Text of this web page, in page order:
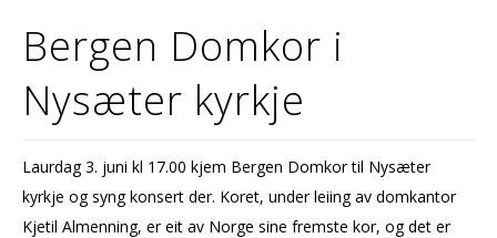
GUDSTENESTER
DÅP VIGSEL GRAVFERD
BARN OG UNGDOM
SOKNERÅDA
INFORMASJON
Bergen Domkor i
Nysæter kyrkje
Laurdag 3. juni kl 17.00 kjem Bergen Domkor til Nysæter
kyrkje og syng konsert der. Koret, under leiing av domkantor
Kjetil Almenning, er eit av Norge sine fremste kor, og det er